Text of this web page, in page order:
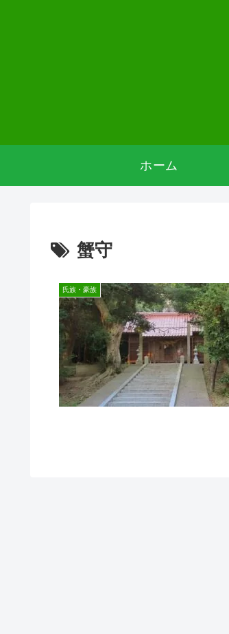
ホーム
蟹守
氏族・豪族